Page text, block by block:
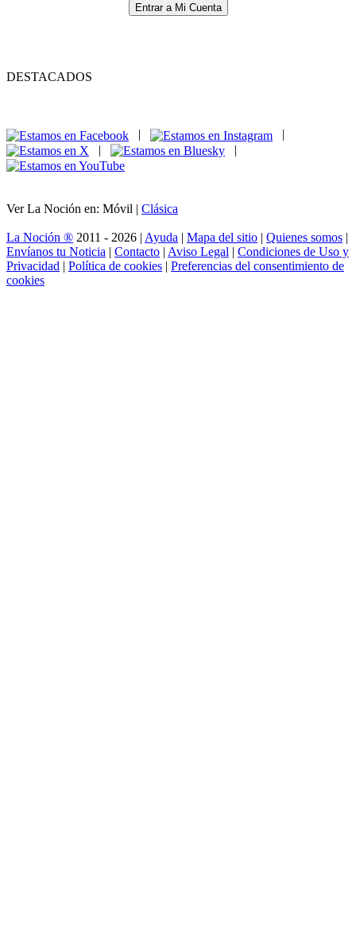
Entrar a Mi Cuenta
DESTACADOS
|
|
Ver La Noción en: Móvil | Clásica
La Noción ® 2011 - 2026 | Ayuda | Mapa del sitio | Quienes somos |
Envíanos tu Noticia | Contacto | Aviso Legal | Condiciones de Uso y
Privacidad | Política de cookies | Preferencias del consentimiento de
cookies